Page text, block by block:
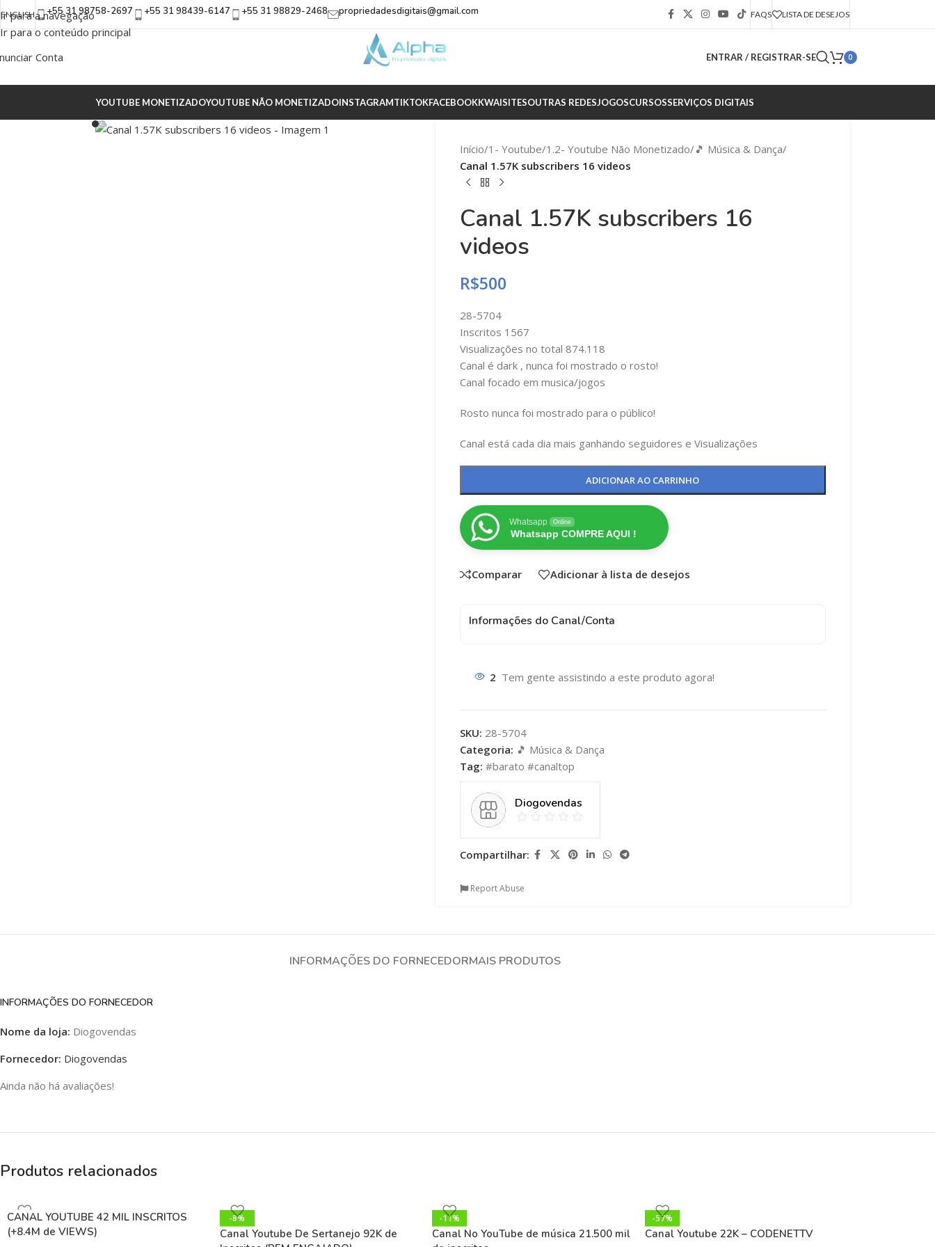
Ir para a navegação
Ir para o conteúdo principal
ENGLISH +55 31 98758-2697 +55 31 98439-6147 +55 31 98829-2468 propriedadesdigitais@gmail.com FAQS LISTA DE DESEJOS
Conta ENTRAR / REGISTRAR-SE 0
YOUTUBE MONETIZADOYOUTUBE NÃO MONETIZADOINSTAGRAMTIKTOKFACEBOOKKWAISITESOUTRAS REDESJOGOSCURSOSSERVIÇOS DIGITAIS
Clique para ampliar
Início/1- Youtube/1.2- Youtube Não Monetizado/🎵 Música & Dança/
Canal 1.57K subscribers 16 videos
Canal 1.57K subscribers 16
videos
R$500
28-5704
Inscritos 1567
Visualizações no total 874.118
Canal é dark , nunca foi mostrado o rosto!
Canal focado em musica/jogos
Rosto nunca foi mostrado para o público!
Canal está cada dia mais ganhando seguidores e Visualizações
ADICIONAR AO CARRINHO
Whatsapp Online
Whatsapp COMPRE AQUI !
Comparar Adicionar à lista de desejos
Informações do Canal/Conta
2 Tem gente assistindo a este produto agora!
SKU: 28-5704
Categoria: 🎵 Música & Dança
Tag: #barato #canaltop
Diogovendas
Compartilhar:
Report Abuse
INFORMAÇÕES DO FORNECEDORMAIS PRODUTOS
INFORMAÇÕES DO FORNECEDOR
Nome da loja: Diogovendas
Fornecedor: Diogovendas
Ainda não há avaliações!
Produtos relacionados
CANAL YOUTUBE 42 MIL INSCRITOS
(+8.4M de VIEWS)
-8%
Canal Youtube De Sertanejo 92K de
-11%
Canal No YouTube de música 21.500 mil
-57%
Canal Youtube 22K – CODENETTV